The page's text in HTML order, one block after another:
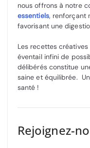
nous offrons à notre
essentiels, renforçant
favorisant une
Les recettes
éventail infini de
délibérés constitue
saine et équilibrée.
santé !
Rejoignez-